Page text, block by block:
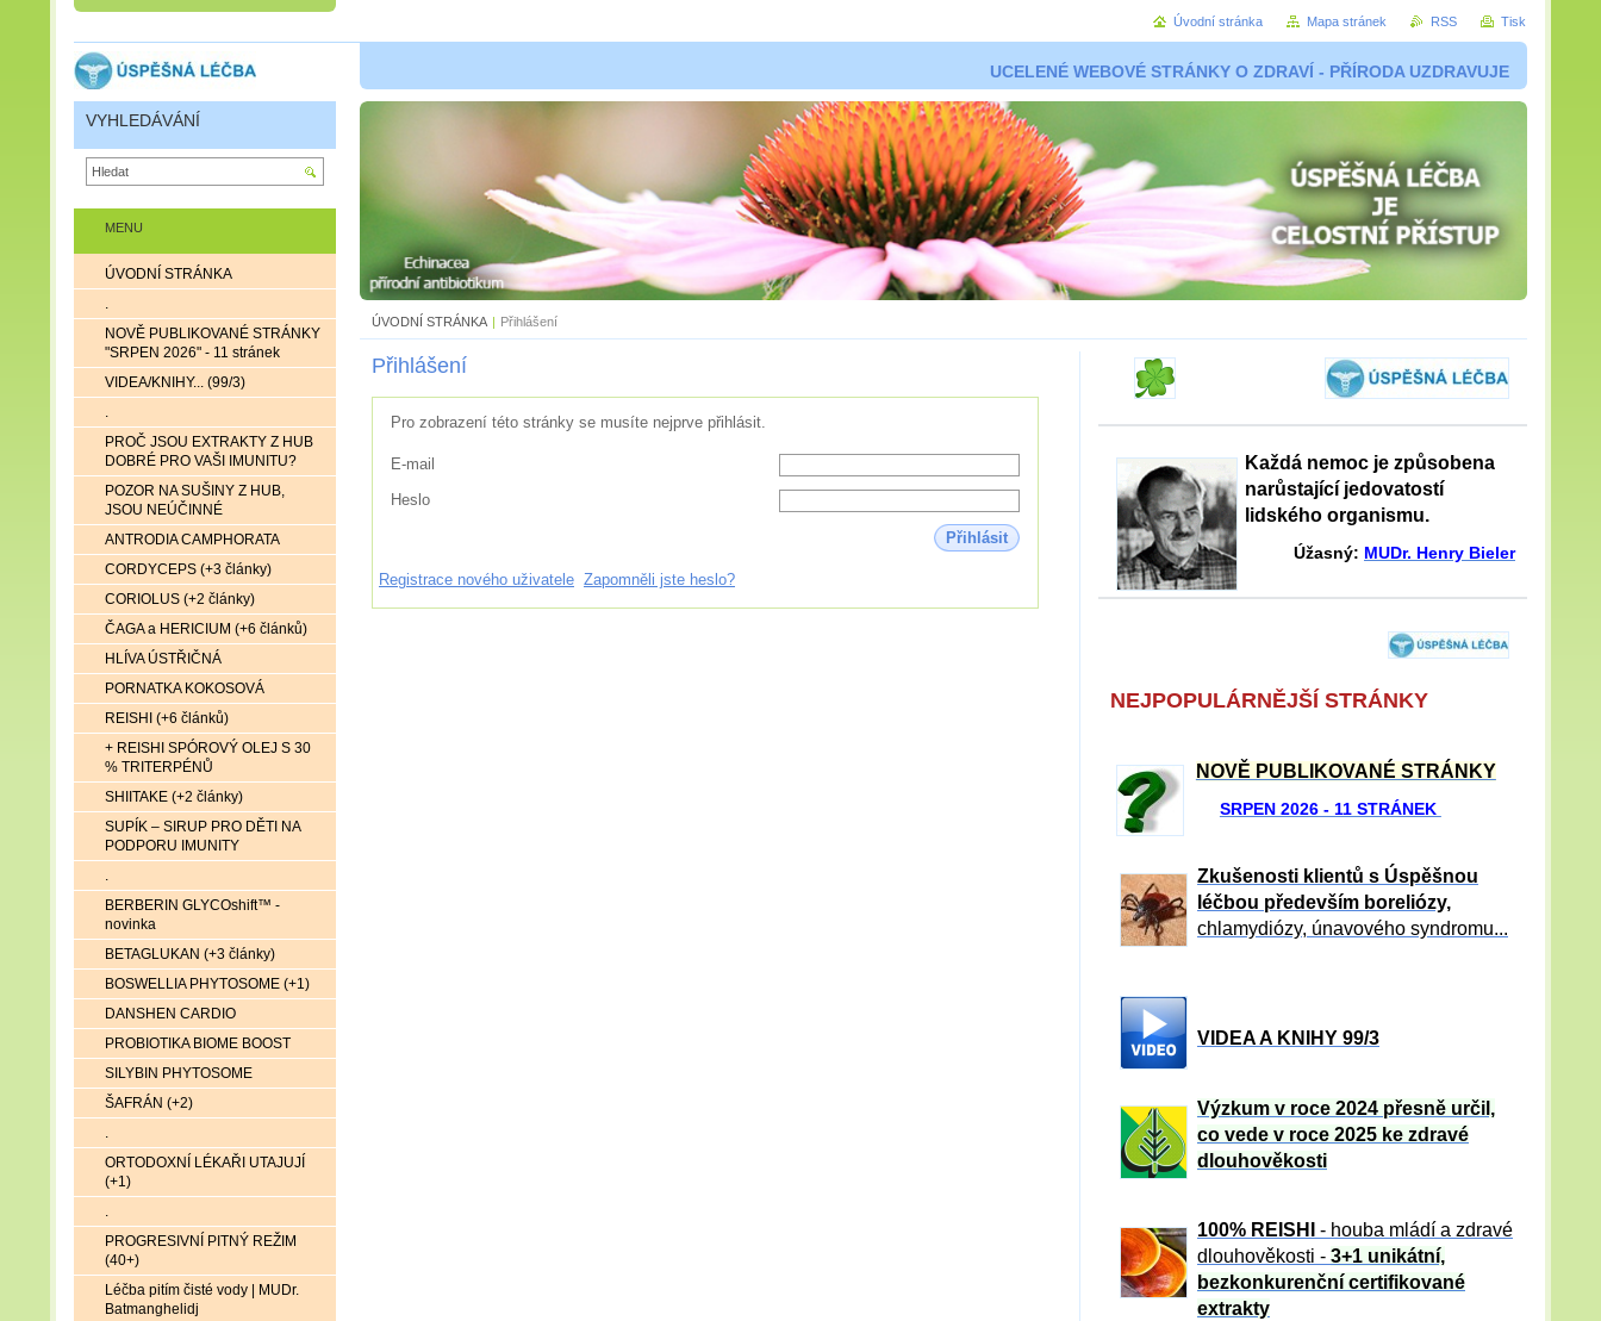
UCELENÉ WEBOVÉ STRÁNKY O ZDRAVÍ - PŘÍRODA UZDRAVUJE
ÚVODNÍ STRÁNKA | Přihlášení
Přihlášení
Pro zobrazení této stránky se musíte nejprve přihlásit.
E-mail
Heslo
Přihlásit
Registrace nového uživatele Zapomněli jste heslo?
Každá nemoc je způsobena
narůstající jedovatostí
lidského organismu.
Úžasný: MUDr. Henry Bieler
NEJPOPULÁRNĚJŠÍ STRÁNKY
NOVĚ PUBLIKOVANÉ STRÁNKY
SRPEN 2026 - 11 STRÁNEK
Zkušenosti klientů s Úspěšnou
léčbou především boreliózy,
chlamydiózy, únavového syndromu...
VIDEA A KNIHY 99/3
Výzkum v roce 2024 přesně určil,
co vede v roce 2025 ke zdravé
dlouhověkosti
100% REISHI
- houba mládí a zdravé
dlouhověkosti - 3+1 unikátní,
bezkonkurenční certifikované
extrakty
MENU
ÚVODNÍ STRÁNKA
.
NOVĚ PUBLIKOVANÉ STRÁNKY
"SRPEN 2026" - 11 stránek
VIDEA/KNIHY... (99/3)
.
PROČ JSOU EXTRAKTY Z HUB
DOBRÉ PRO VAŠI IMUNITU?
POZOR NA SUŠINY Z HUB,
JSOU NEÚČINNÉ
ANTRODIA CAMPHORATA
CORDYCEPS (+3 články)
CORIOLUS (+2 články)
ČAGA a HERICIUM (+6 článků)
HLÍVA ÚSTŘIČNÁ
PORNATKA KOKOSOVÁ
REISHI (+6 článků)
+ REISHI SPÓROVÝ OLEJ S 30
% TRITERPÉNŮ
SHIITAKE (+2 články)
SUPÍK – SIRUP PRO DĚTI NA
PODPORU IMUNITY
.
BERBERIN GLYCOshift™ -
novinka
BETAGLUKAN (+3 články)
BOSWELLIA PHYTOSOME (+1)
DANSHEN CARDIO
PROBIOTIKA BIOME BOOST
SILYBIN PHYTOSOME
ŠAFRÁN (+2)
.
ORTODOXNÍ LÉKAŘI UTAJUJÍ
(+1)
.
PROGRESIVNÍ PITNÝ REŽIM
(40+)
Léčba pitím čisté vody | MUDr.
Batmanghelidj
VYHLEDÁVÁNÍ
Úvodní stránka Mapa stránek RSS Tisk